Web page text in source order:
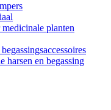
planten
harsen en begassing